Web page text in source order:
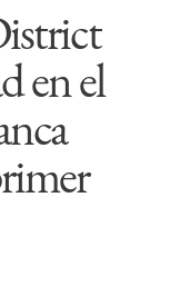
en el